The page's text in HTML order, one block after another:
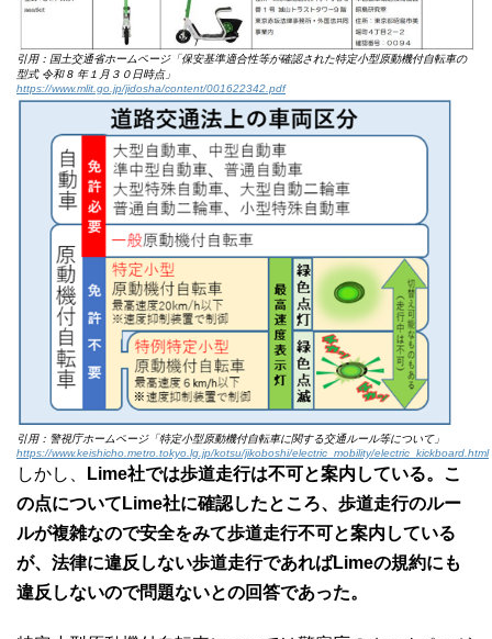
引用：国土交通省ホームページ「保安基準適合性等が確認された特定小型原動機付自転車の
型式 令和 8 年１月３０日時点」
https://www.mlit.go.jp/jidosha/content/001622342.pdf
引用：警視庁ホームページ「特定小型原動機付自転車に関する交通ルール等について」
https://www.keishicho.metro.tokyo.lg.jp/kotsu/jikoboshi/electric_mobility/electric_kickboard.html
しかし、
Lime社では歩道走行は不可と案内している。こ
の点についてLime社に確認したところ、歩道走行のルー
ルが複雑なので安全をみて歩道走行不可と案内している
が、法律に違反しない歩道走行であればLimeの規約にも
違反しないので問題ないとの回答であった。